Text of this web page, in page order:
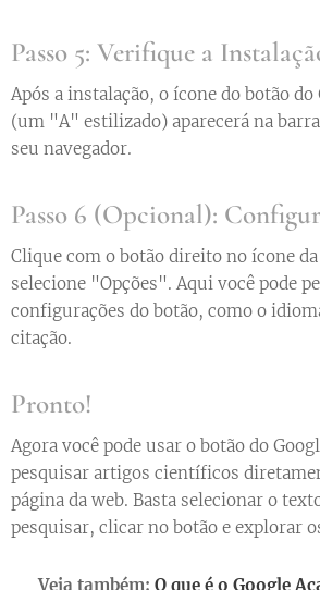
Passo 5: Verifique a
Após a instalação, o ícone do botão do
(um "A" estilizado) aparecerá na
seu navegador.
Passo 6 (Opcional):
Clique com o botão direito no ícone
selecione "Opções". Aqui você pode
configurações do botão, como o
citação.
Pronto!
Agora você pode usar o botão do
pesquisar artigos científicos
página da web. Basta selecionar o
pesquisar, clicar no botão e explorar
Veja também: O que é o Google